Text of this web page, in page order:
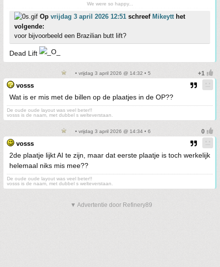
We were so happy...
Op vrijdag 3 april 2026 12:51 schreef Mikeytt het
volgende:
voor bijvoorbeeld een Brazilian butt lift?
Dead Lift
• vrijdag 3 april 2026 @ 14:32 • 5
vosss
Wat is er mis met de billen op de plaatjes in de OP??
De oude oude layout was veel beter!!
vosss is de naam, met dubbel s welteverstaan.
• vrijdag 3 april 2026 @ 14:34 • 6
vosss
2de plaatje lijkt AI te zijn, maar dat eerste plaatje is toch werkelijk
helemaal niks mis mee??
De oude oude layout was veel beter!!
vosss is de naam, met dubbel s welteverstaan.
▼ Advertentie door Refinery89